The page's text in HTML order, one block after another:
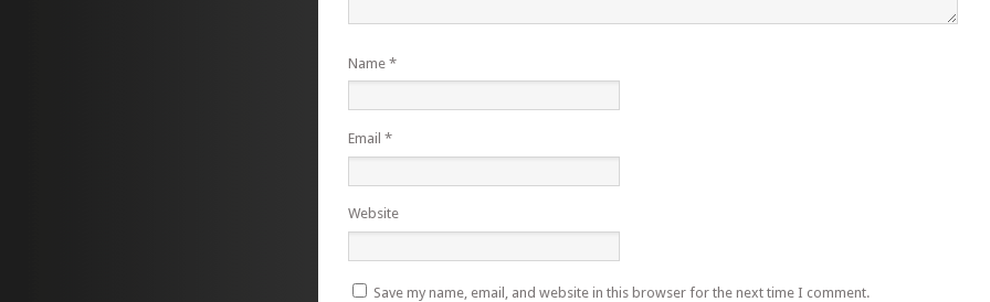
Name *
Email *
Website
Save my name, email, and website in this browser for the next time I comment.